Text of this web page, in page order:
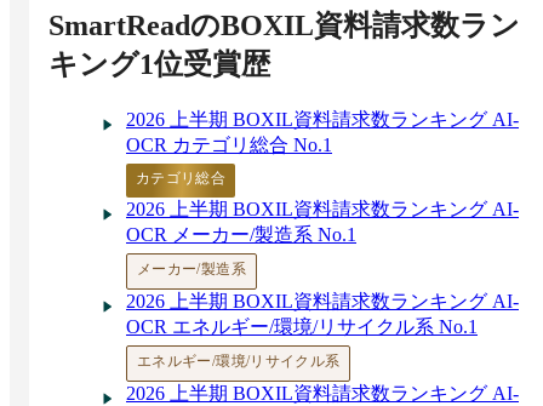
【請求書,手書きも】AI-OCR3社の精度を実際
に読み取って検証比較！AISpectが1番のスコア
日本語に特化したAI-OCR「SmartRead」で高精
買い切り型のAI-OCRは少ない | 類似のオンプ
レミス型定額制サービスを紹介
自治体向けAI-OCRおすすめ5選！解決できる課
題
セキュリティの高いAI-OCR11選！クラウド・
オンプレミス別紹介
銀行業界向けAI-OCRおすすめ5選！解決できる
課題
製造業界向けAI-OCRおすすめ8選！解決できる
課題
SmartReadのBOXIL資料請求数ラン
キング1位受賞歴
2026 上半期 BOXIL資料請求数ランキング AI-
OCR カテゴリ総合 No.1
カテゴリ総合
2026 上半期 BOXIL資料請求数ランキング AI-
OCR メーカー/製造系 No.1
メーカー/製造系
2026 上半期 BOXIL資料請求数ランキング AI-
OCR エネルギー/環境/リサイクル系 No.1
エネルギー/環境/リサイクル系
2026 上半期 BOXIL資料請求数ランキング AI-